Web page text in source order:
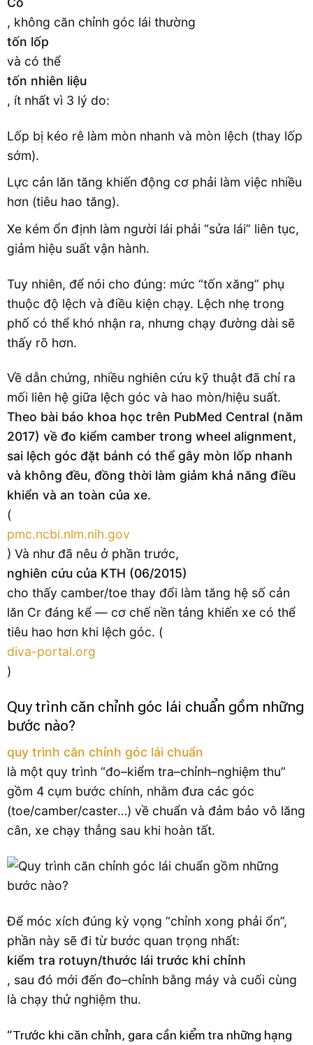
, không căn chỉnh góc lái thường
tốn lốp
và có thể
tốn nhiên liệu
, ít nhất vì 3 lý do:
Lốp bị kéo rê làm mòn nhanh và mòn lệch (thay lốp
sớm).
Lực cản lăn tăng khiến động cơ phải làm việc nhiều
hơn (tiêu hao tăng).
Xe kém ổn định làm người lái phải “sửa lái” liên tục,
giảm hiệu suất vận hành.
Tuy nhiên, để nói cho đúng: mức “tốn xăng” phụ
thuộc độ lệch và điều kiện chạy. Lệch nhẹ trong
phố có thể khó nhận ra, nhưng chạy đường dài sẽ
thấy rõ hơn.
Về dẫn chứng, nhiều nghiên cứu kỹ thuật đã chỉ ra
mối liên hệ giữa lệch góc và hao mòn/hiệu suất.
Theo bài báo khoa học trên PubMed Central (năm
2017) về đo kiểm camber trong wheel alignment,
sai lệch góc đặt bánh có thể gây mòn lốp nhanh
và không đều, đồng thời làm giảm khả năng điều
khiển và an toàn của xe.
(
pmc.ncbi.nlm.nih.gov
) Và như đã nêu ở phần trước,
nghiên cứu của KTH (06/2015)
cho thấy camber/toe thay đổi làm tăng hệ số cản
lăn Cr đáng kể — cơ chế nền tảng khiến xe có thể
tiêu hao hơn khi lệch góc. (
diva-portal.org
)
Quy trình căn chỉnh góc lái chuẩn gồm những
bước nào?
quy trình căn chỉnh góc lái chuẩn
là một quy trình “đo–kiểm tra–chỉnh–nghiệm thu”
gồm 4 cụm bước chính, nhằm đưa các góc
(toe/camber/caster…) về chuẩn và đảm bảo vô lăng
cân, xe chạy thẳng sau khi hoàn tất.
Để móc xích đúng kỳ vọng “chỉnh xong phải ổn”,
phần này sẽ đi từ bước quan trọng nhất:
kiểm tra rotuyn/thước lái trước khi chỉnh
, sau đó mới đến đo–chỉnh bằng máy và cuối cùng
là chạy thử nghiệm thu.
“Trước khi căn chỉnh, gara cần kiểm tra những hạng